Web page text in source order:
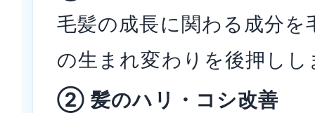
毛髪の成長に関わる成分を
の生まれ変わりを後押しし
② 髪のハリ・コシ改善